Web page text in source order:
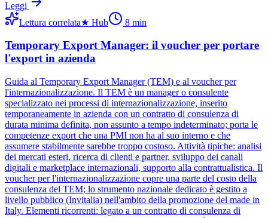
Leggi
Lettura correlata★ Hub 8 min
Temporary Export Manager: il voucher per portare
l'export in azienda
Guida al Temporary Export Manager (TEM) e al voucher per
l'internazionalizzazione. Il TEM è un manager o consulente
specializzato nei processi di internazionalizzazione, inserito
temporaneamente in azienda con un contratto di consulenza di
durata minima definita, non assunto a tempo indeterminato; porta le
competenze export che una PMI non ha al suo interno e che
assumere stabilmente sarebbe troppo costoso. Attività tipiche: analisi
dei mercati esteri, ricerca di clienti e partner, sviluppo dei canali
digitali e marketplace internazionali, supporto alla contrattualistica. Il
voucher per l'internazionalizzazione copre una parte del costo della
consulenza del TEM; lo strumento nazionale dedicato è gestito a
livello pubblico (Invitalia) nell'ambito della promozione del made in
Italy. Elementi ricorrenti: legato a un contratto di consulenza di